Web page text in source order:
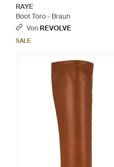
RAYE
Boot Toro - Braun
Von REVOLVE
SALE